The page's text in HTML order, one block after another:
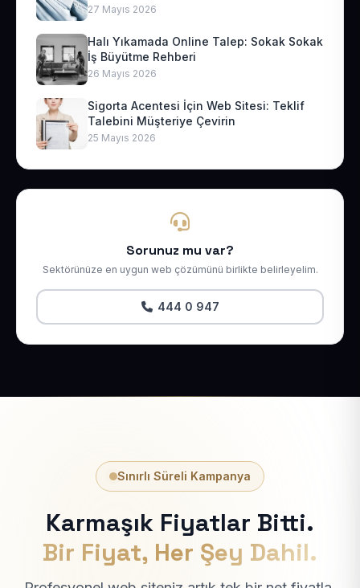
27 Mayıs 2026
Halı Yıkamada Online Talep: Sokak Sokak
İş Büyütme Rehberi
26 Mayıs 2026
Sigorta Acentesi İçin Web Sitesi: Teklif
Talebini Müşteriye Çevirin
25 Mayıs 2026
Sorunuz mu var?
Sektörünüze en uygun web çözümünü birlikte belirleyelim.
444 0 947
Sınırlı Süreli Kampanya
Karmaşık Fiyatlar Bitti.
Bir Fiyat, Her Şey Dahil.